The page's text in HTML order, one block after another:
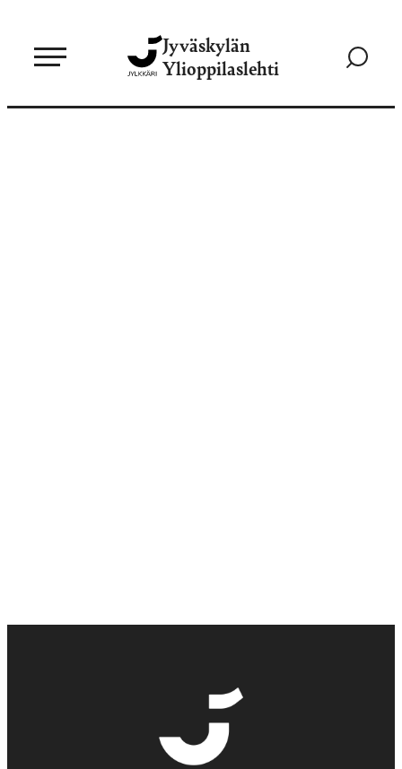
sisältöön
Jyväskylän
Ylioppilaslehti
Siirry